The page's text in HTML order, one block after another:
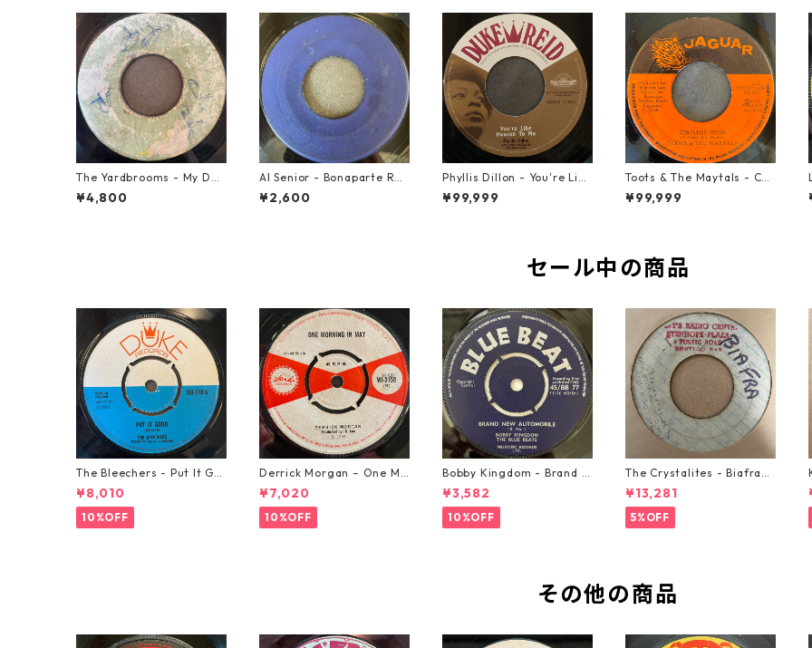
The Yardbrooms - My Des
ire【7-21922】
¥4,800
Al Senior - Bonaparte Ret
reat【7-21861】
¥2,600
Phyllis Dillon - You're Like
Heaven To Me【7-21913】
¥99,999
Toots & The Maytals - Cou
ntry Road【7-21951】
¥99,999
セール中の商品
The Bleechers - Put It Go
od 【7-21637】
¥8,010
10%OFF
Derrick Morgan – One Mo
rning In May【7-21653】
¥7,020
10%OFF
Bobby Kingdom - Brand N
ew Automobile【7-2088
9】
¥3,582
10%OFF
The Crystalites - Biafra
【7-21293】
¥13,281
5%OFF
その他の商品